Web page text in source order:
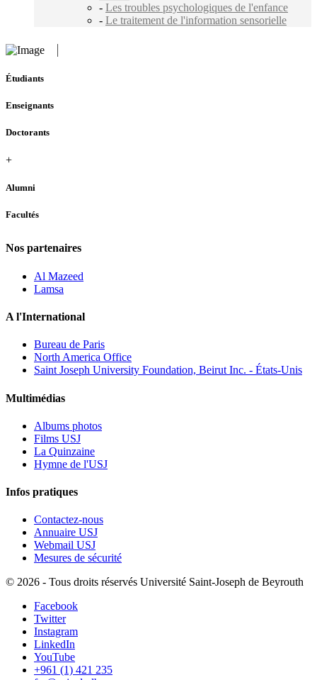
- Les troubles psychologiques de l'enfance
- Le traitement de l'information sensorielle
Étudiants
Enseignants
Doctorants
+
Alumni
Facultés
Nos partenaires
Al Mazeed
Lamsa
A l'International
Bureau de Paris
North America Office
Saint Joseph University Foundation, Beirut Inc. - États-Unis
Multimédias
Albums photos
Films USJ
La Quinzaine
Hymne de l'USJ
Infos pratiques
Contactez-nous
Annuaire USJ
Webmail USJ
Mesures de sécurité
© 2026 - Tous droits réservés Université Saint-Joseph de Beyrouth
Facebook
Twitter
Instagram
LinkedIn
YouTube
+961 (1) 421 235